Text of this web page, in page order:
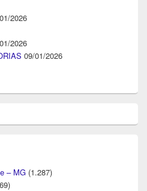
2026
2026
09/01/2026
– MG (1.287)